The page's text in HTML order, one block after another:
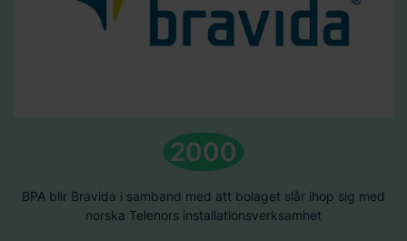
2000
BPA blir Bravida i samband med att bolaget slår ihop sig med
norska Telenors installationsverksamhet